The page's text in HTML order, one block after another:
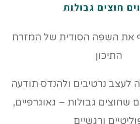
חוצים גבולות
את השפה הסודית של המזרח
התיכון
לעצב נרטיבים ולהנדס תודעה
שחוצים גבולות – גאוגרפיים,
ורגשיים